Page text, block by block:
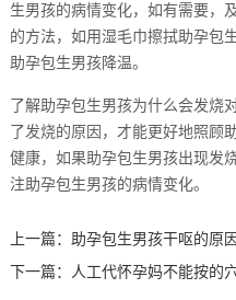
生男孩的病情变化，如有需要，
的方法，如用湿毛巾擦拭助孕包
助孕包生男孩降温。
了解助孕包生男孩为什么会发烧
了发烧的原因，才能更好地照顾
健康，如果助孕包生男孩出现发
注助孕包生男孩的病情变化。
上一篇：
助孕包生男孩干呕的原因
下一篇：
人工代怀孕妈不能按的